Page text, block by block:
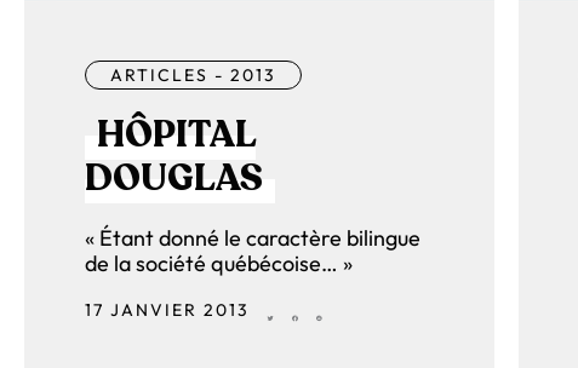
ARTICLES - 2013
HÔPITAL
DOUGLAS
« Étant donné le caractère bilingue
de la société québécoise… »
17 JANVIER 2013